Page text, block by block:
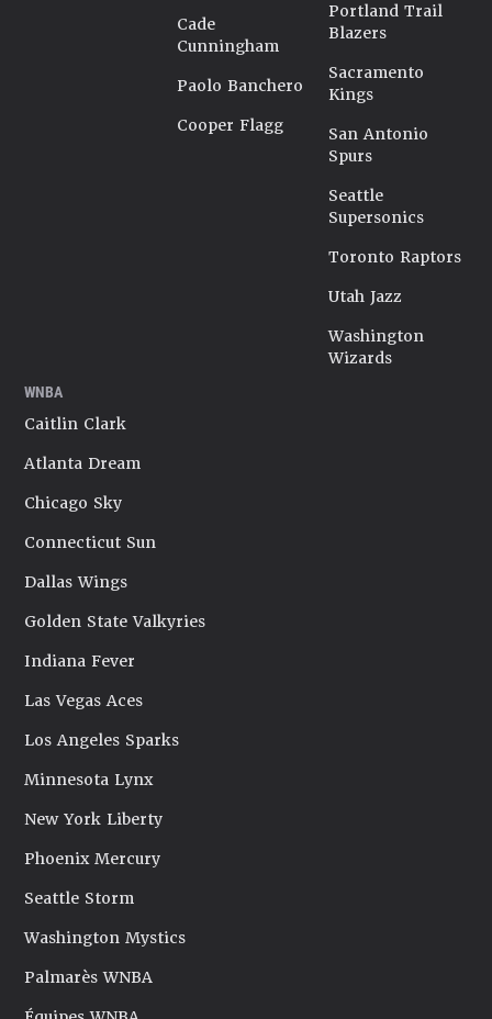
Cade
Cunningham
Paolo Banchero
Cooper Flagg
Portland Trail
Blazers
Sacramento
Kings
San Antonio
Spurs
Seattle
Supersonics
Toronto Raptors
Utah Jazz
Washington
Wizards
WNBA
Caitlin Clark
Atlanta Dream
Chicago Sky
Connecticut Sun
Dallas Wings
Golden State Valkyries
Indiana Fever
Las Vegas Aces
Los Angeles Sparks
Minnesota Lynx
New York Liberty
Phoenix Mercury
Seattle Storm
Washington Mystics
Palmarès WNBA